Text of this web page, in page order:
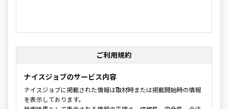
ご利用規約
ナイスジョブのサービス内容
ナイスジョブに掲載された情報は取材時または掲載開始時の情報
を表示しております。